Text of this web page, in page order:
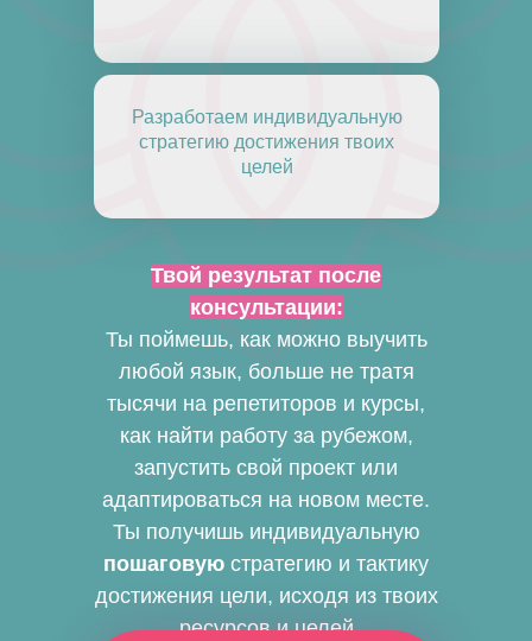
Разработаем индивидуальную
стратегию достижения твоих
целей
Твой результат после
консультации:
Ты поймешь, как можно выучить
любой язык, больше не тратя
тысячи на репетиторов и курсы,
как найти работу за рубежом,
запустить свой проект или
адаптироваться на новом месте.
Ты получишь индивидуальную
пошаговую стратегию и тактику
достижения цели, исходя из твоих
ресурсов и целей